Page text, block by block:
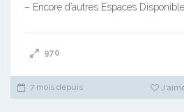
– Encore d’autres Espaces
970
7 mois depuis